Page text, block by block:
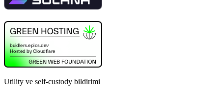
Utility ve self-custody bildirimi